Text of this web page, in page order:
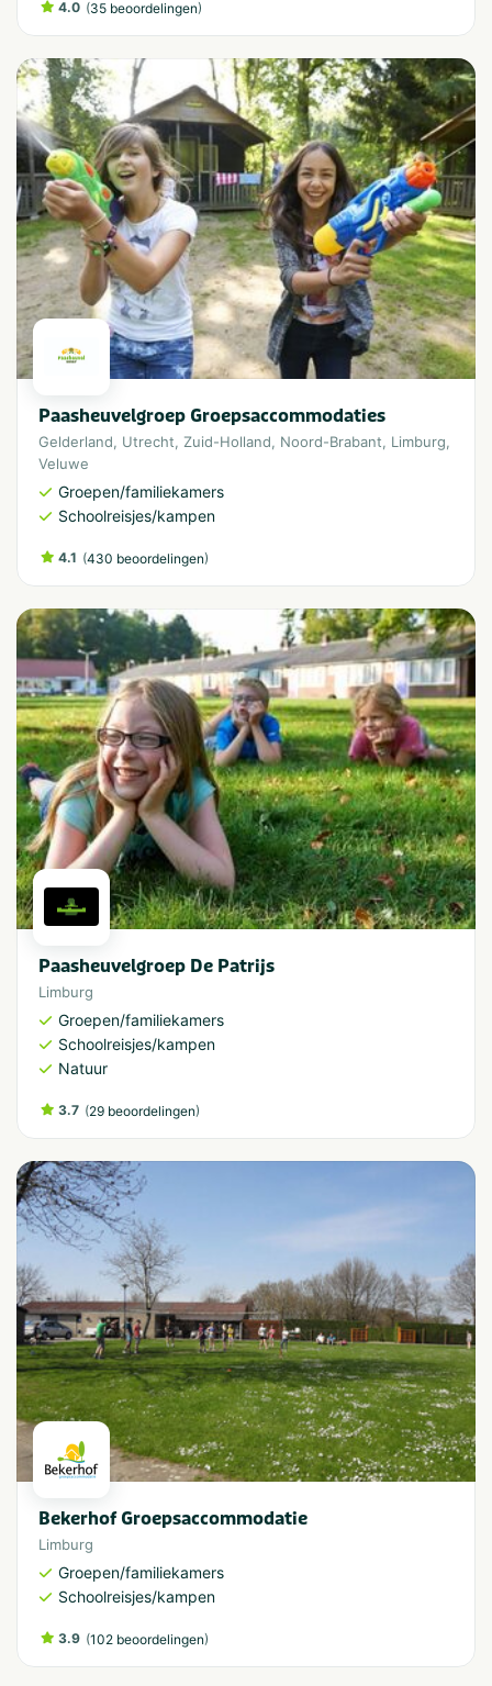
4.0 (35 beoordelingen)
Paasheuvelgroep Groepsaccommodaties
Gelderland, Utrecht, Zuid-Holland, Noord-Brabant, Limburg,
Veluwe
Groepen/familiekamers
Schoolreisjes/kampen
4.1 (430 beoordelingen)
Paasheuvelgroep De Patrijs
Limburg
Groepen/familiekamers
Schoolreisjes/kampen
Natuur
3.7 (29 beoordelingen)
Bekerhof Groepsaccommodatie
Limburg
Groepen/familiekamers
Schoolreisjes/kampen
3.9 (102 beoordelingen)